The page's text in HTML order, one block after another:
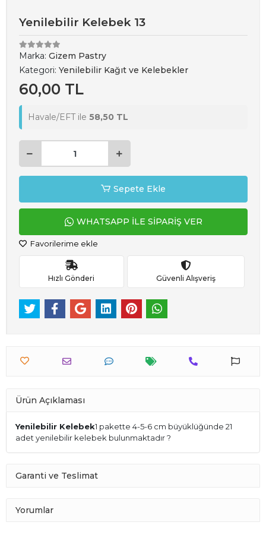
Yenilebilir Kelebek 13
Marka: Gizem Pastry
Kategori: Yenilebilir Kağıt ve Kelebekler
60,00 TL
Havale/EFT ile 58,50 TL
Sepete Ekle
WHATSAPP İLE SİPARİŞ VER
Favorilerime ekle
Hızlı Gönderi Güvenli Alışveriş
Ürün Açıklaması
Yenilebilir Kelebek1 pakette 4-5-6 cm büyüklüğünde 21
adet yenilebilir kelebek bulunmaktadır ?
Garanti ve Teslimat
Yorumlar